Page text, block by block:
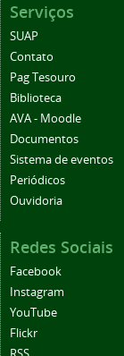
Serviços
SUAP
Contato
Pag Tesouro
Biblioteca
AVA - Moodle
Documentos
Sistema de eventos
Periódicos
Ouvidoria
Redes Sociais
Facebook
Instagram
YouTube
Flickr